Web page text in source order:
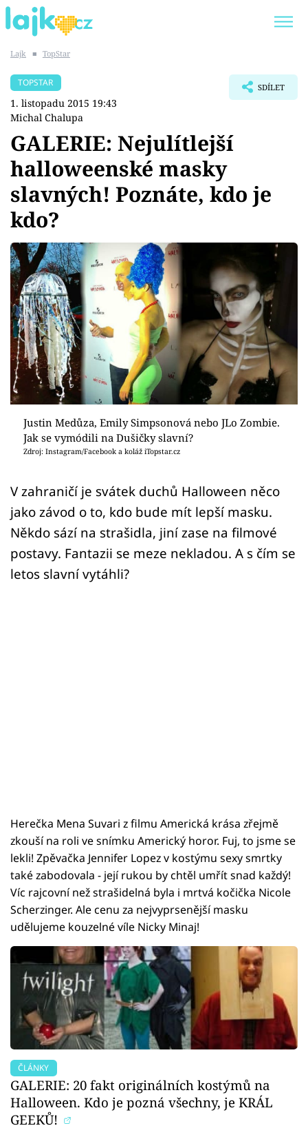
SHOPAHOLICADEL
Témata
Showbyznys
Youtubeři
Virály
Sex a vztahy
Videa
Sledujte prima+
Přihlášení
Lajk ■ TopStar
TOPSTAR
1. listopadu 2015 19:43
Michal Chalupa
SDÍLET
GALERIE: Nejulítlejší
halloweenské masky
slavných! Poznáte, kdo je
kdo?
Justin Medůza, Emily Simpsonová nebo JLo Zombie.
Jak se vymódili na Dušičky slavní?
Zdroj: Instagram/Facebook a koláž iTopstar.cz
V zahraničí je svátek duchů Halloween něco
jako závod o to, kdo bude mít lepší masku.
Někdo sází na strašidla, jiní zase na filmové
postavy. Fantazii se meze nekladou. A s čím se
letos slavní vytáhli?
Herečka Mena Suvari z filmu Americká krása zřejmě
zkouší na roli ve snímku Americký horor. Fuj, to jsme se
lekli! Zpěvačka Jennifer Lopez v kostýmu sexy smrtky
také zabodovala - její rukou by chtěl umřít snad každý!
Víc rajcovní než strašidelná byla i mrtvá kočička Nicole
Scherzinger. Ale cenu za nejvyprsenější masku
udělujeme kouzelné víle Nicky Minaj!
ČLÁNKY
GALERIE: 20 fakt originálních kostýmů na
Halloween. Kdo je pozná všechny, je KRÁL
GEEKŮ!